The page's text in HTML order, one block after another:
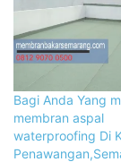
Bagi Anda Yang
membran aspal
waterproofing Di